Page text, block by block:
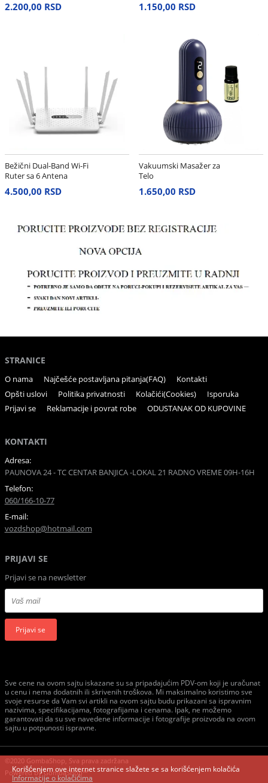
2.200,00 RSD 1.150,00 RSD
Bežični Dual-Band Wi-Fi
Ruter sa 6 Antena
4.500,00 RSD
Vakuumski Masažer za
Telo
1.650,00 RSD
STRANICE
O nama Najčešće postavljana pitanja(FAQ)
Kontakti
Opšti uslovi
Politika privatnosti Kolačići(Cookies)
Isporuka
Prijavi se
Reklamacije i povrat robe ODUSTANAK OD KUPOVINE
KONTAKTI
Adresa:
PAUNOVA 24 - TC CENTAR BANJICA -LOKAL 21 RADNO VREME 09H-16H
Telefon:
060/166-10-77
E-mail:
vozdshop@hotmail.com
PRIJAVI SE
Prijavi se na newsletter
Prijavi se
Sve cene na ovom sajtu iskazane su sa pripadajućim PDV-om koji je uračunat
u cenu i nema dodatnih ili skrivenih troškova. Mi maksimalno koristimo sve
svoje resurse da Vam svi artikli na ovom sajtu budu prikazani sa ispravnim
nazivima, specifikacijama, fotografijama i cenama. Ipak, ne možemo
garantovati da su sve navedene informacije i fotografije proizvoda na ovom
sajtu u potpunosti ispravne.
©2020 GombaShop, Sva prava zadržana
Powered byGombaShop™
Korišćenjem ove internet stranice slažete se sa korišćenjem kolačića
Informacije o kolačićima